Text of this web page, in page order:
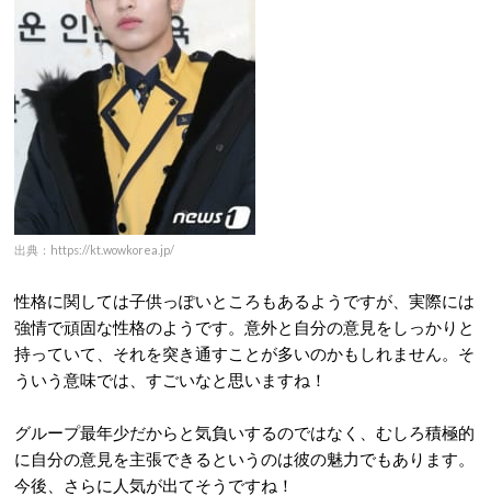
出典：https://kt.wowkorea.jp/
性格に関しては子供っぽいところもあるようですが、実際には
強情で頑固な性格のようです。意外と自分の意見をしっかりと
持っていて、それを突き通すことが多いのかもしれません。そ
ういう意味では、すごいなと思いますね！
グループ最年少だからと気負いするのではなく、むしろ積極的
に自分の意見を主張できるというのは彼の魅力でもあります。
今後、さらに人気が出てそうですね！